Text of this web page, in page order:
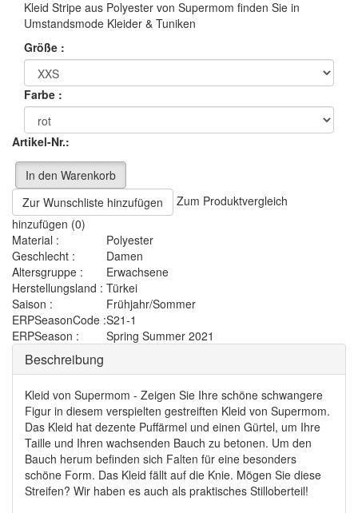
Kleid Stripe aus Polyester von Supermom finden Sie in
Umstandsmode Kleider & Tuniken
Größe :
Farbe :
Artikel-Nr.:
In den Warenkorb
Zur Wunschliste hinzufügen
Zum Produktvergleich
hinzufügen (0)
Material :
Polyester
Geschlecht :
Damen
Altersgruppe :
Erwachsene
Herstellungsland : Türkei
Saison :
Frühjahr/Sommer
ERPSeasonCode :S21-1
ERPSeason :
Spring Summer 2021
Beschreibung
Kleid von Supermom - Zeigen Sie Ihre schöne schwangere
Figur in diesem verspielten gestreiften Kleid von Supermom.
Das Kleid hat dezente Puffärmel und einen Gürtel, um Ihre
Taille und Ihren wachsenden Bauch zu betonen. Um den
Bauch herum befinden sich Falten für eine besonders
schöne Form. Das Kleid fällt auf die Knie. Mögen Sie diese
Streifen? Wir haben es auch als praktisches Stilloberteil!